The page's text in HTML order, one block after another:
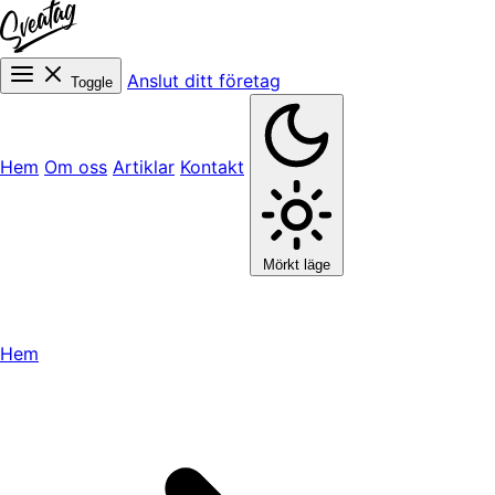
Toggle Anslut ditt företag
Hem Om oss Artiklar Kontakt
Mörkt läge
Hem